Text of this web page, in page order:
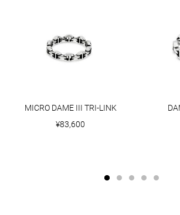
MICRO DAME III TRI-LINK
¥83,600